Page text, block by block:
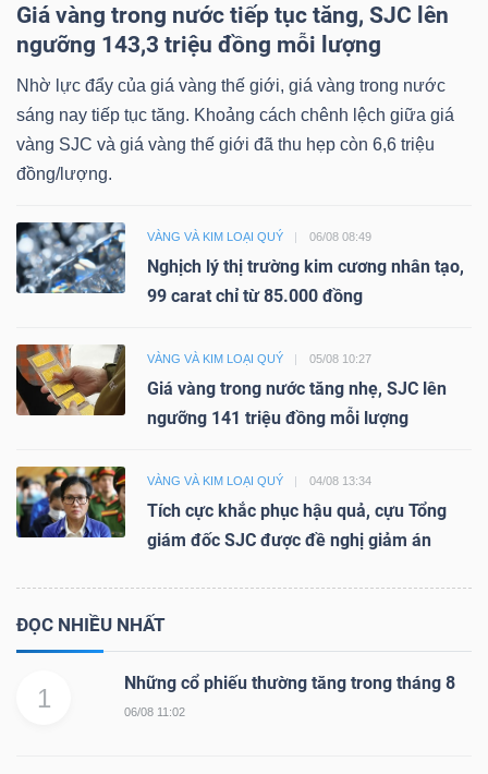
Giá vàng trong nước tiếp tục tăng, SJC lên
ngưỡng 143,3 triệu đồng mỗi lượng
Nhờ lực đẩy của giá vàng thế giới, giá vàng trong nước
sáng nay tiếp tục tăng. Khoảng cách chênh lệch giữa giá
vàng SJC và giá vàng thế giới đã thu hẹp còn 6,6 triệu
đồng/lượng.
VÀNG VÀ KIM LOẠI QUÝ 06/08 08:49
Nghịch lý thị trường kim cương nhân tạo,
99 carat chỉ từ 85.000 đồng
VÀNG VÀ KIM LOẠI QUÝ 05/08 10:27
Giá vàng trong nước tăng nhẹ, SJC lên
ngưỡng 141 triệu đồng mỗi lượng
VÀNG VÀ KIM LOẠI QUÝ 04/08 13:34
Tích cực khắc phục hậu quả, cựu Tổng
giám đốc SJC được đề nghị giảm án
ĐỌC NHIỀU NHẤT
1
Những cổ phiếu thường tăng trong tháng 8
06/08 11:02